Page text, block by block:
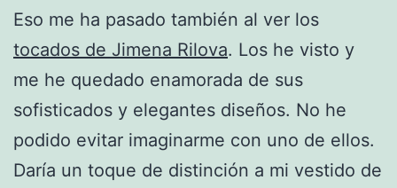
Eso me ha pasado también al ver los
tocados de Jimena Rilova. Los he visto y
me he quedado enamorada de sus
sofisticados y elegantes diseños. No he
podido evitar imaginarme con uno de ellos.
Daría un toque de distinción a mi vestido de